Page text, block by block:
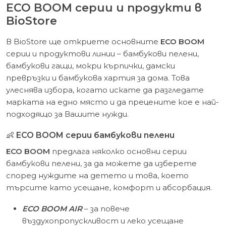
ECO BOOM серии и продукти в
BioStore
В BioStore ще откриете основните ECO BOOM
серии и продуктови линии – бамбукови пелени,
бамбукови гащи, мокри кърпички, дамски
превръзки и бамбукова хартия за дома. Това
улеснява избора, когато искате да разгледате
марката на едно място и да прецените кое е най-
подходящо за Вашите нужди.
👶 ECO BOOM серии бамбукови пелени
ECO BOOM предлага няколко основни серии
бамбукови пелени, за да можете да изберете
според нуждите на детето и това, което
търсите като усещане, комфорт и абсорбация.
ECO BOOM AIR– за повече
въздухопропускливост и леко усещане